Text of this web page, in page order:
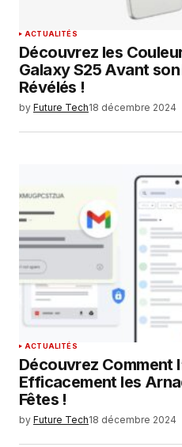
SUBMIT COMMENT
ACTUALITÉS
Découvrez les
Galaxy S25 Avant
Révélés !
by Future Tech18 décembre 2024
ACTUALITÉS
Découvrez Comment
Efficacement les
Fêtes !
by Future Tech18 décembre 2024